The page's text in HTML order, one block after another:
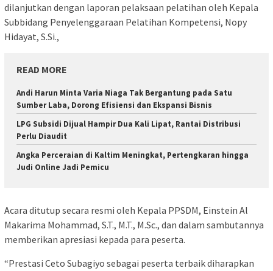
dilanjutkan dengan laporan pelaksaan pelatihan oleh Kepala
Subbidang Penyelenggaraan Pelatihan Kompetensi, Nopy
Hidayat, S.Si.,
READ MORE
Andi Harun Minta Varia Niaga Tak Bergantung pada Satu
Sumber Laba, Dorong Efisiensi dan Ekspansi Bisnis
LPG Subsidi Dijual Hampir Dua Kali Lipat, Rantai Distribusi
Perlu Diaudit
Angka Perceraian di Kaltim Meningkat, Pertengkaran hingga
Judi Online Jadi Pemicu
Acara ditutup secara resmi oleh Kepala PPSDM, Einstein Al
Makarima Mohammad, S.T., M.T., M.Sc., dan dalam sambutannya
memberikan apresiasi kepada para peserta.
“Prestasi Ceto Subagiyo sebagai peserta terbaik diharapkan